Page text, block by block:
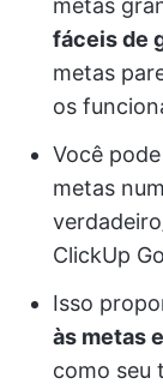
metas
fáceis de
metas
os
Você pode
metas
ClickUp
Isso
às metas
como seu